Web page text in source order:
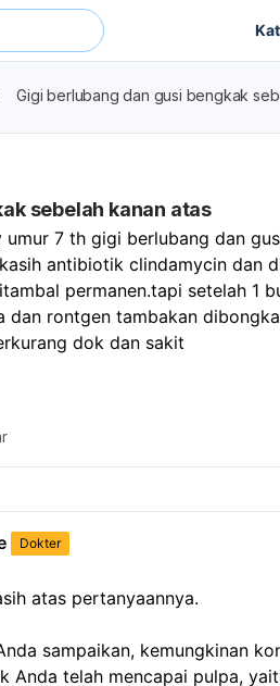
Gigi berlubang dan gusi bengkak
sebelah kanan atas
7 th gigi berlubang dan
antibiotik clindamycin dan
permanen.tapi setelah 1
dan rontgen tambakan
dok dan sakit
Dokter
atas pertanyaannya.
sampaikan, kemungkinan
Anda telah mencapai pulpa,